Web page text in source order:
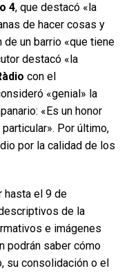
4, que destacó «la
de hacer cosas y
un barrio «que tiene
destacó «la
con el
«genial» la
«Es un honor
Por último,
por la calidad de los
hasta el 9 de
de la
e imágenes
podrán saber cómo
su consolidación o el